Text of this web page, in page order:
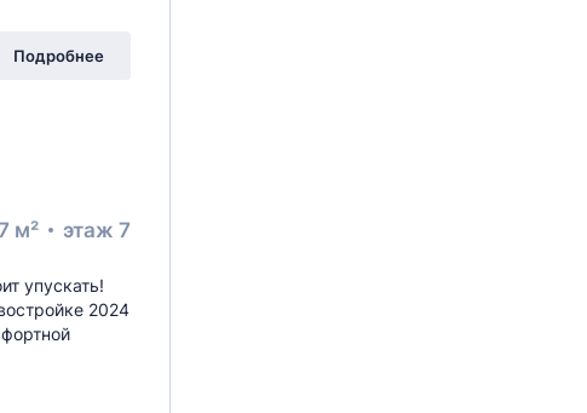
Подробнее
м² этаж 7
упускать!
2024